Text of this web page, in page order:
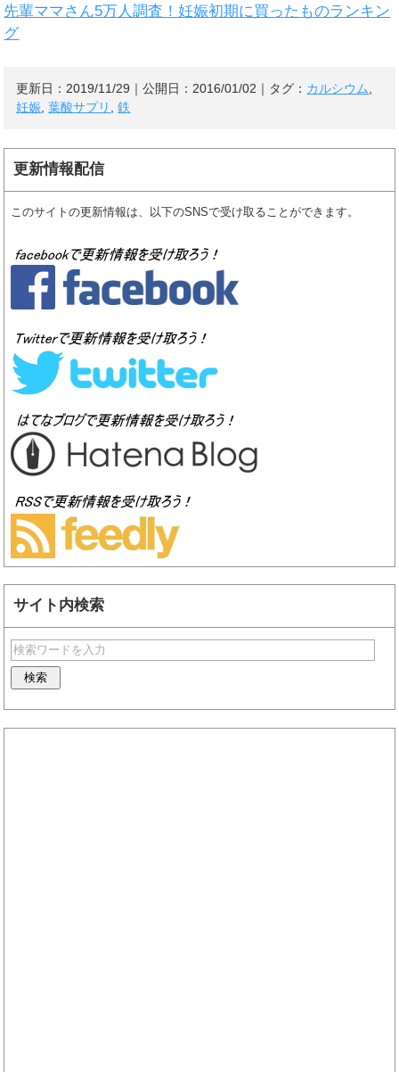
先輩ママさん5万人調査！妊娠初期に買ったものランキン
グ
更新日： 2019/11/29 ｜公開日： 2016/01/02 ｜タグ： カルシウム
妊娠 ,葉酸サプリ ,鉄
更新情報配信
このサイトの更新情報は、以下のSNSで受け取ることができます。
サイト内検索